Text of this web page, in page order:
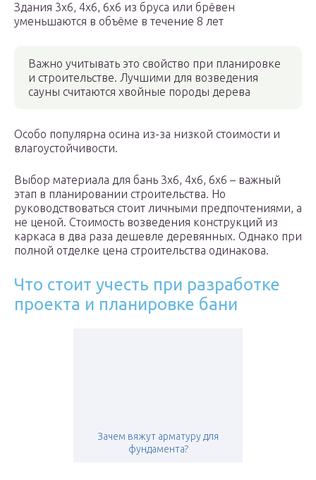
Здания 3х6, 4х6, 6х6 из бруса или брёвен
уменьшаются в объёме в течение 8 лет
Важно учитывать это свойство при планировке
и строительстве. Лучшими для возведения
сауны считаются хвойные породы дерева
Особо популярна осина из-за низкой стоимости и
влагоустойчивости.
Выбор материала для бань 3х6, 4х6, 6х6 – важный
этап в планировании строительства. Но
руководствоваться стоит личными предпочтениями, а
не ценой. Стоимость возведения конструкций из
каркаса в два раза дешевле деревянных. Однако при
полной отделке цена строительства одинакова.
Что стоит учесть при разработке
проекта и планировке бани
Зачем вяжут арматуру для
фундамента?